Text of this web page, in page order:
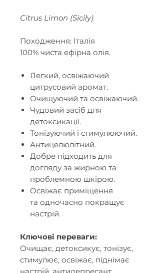
Citrus Limon (Sicily)
Походження: Італія
100% чиста ефірна олія.
Легкий, освіжаючий
цитрусовий аромат.
Очищуючий та освіжаючий.
Чудовий засіб для
детоксикації.
Тонізуючий і стимулюючий.
Антицелюлітний.
Добре підходить для
догляду за жирною та
проблемною шкірою.
Освіжає приміщення
та одночасно покращує
настрій.
Ключові переваги:
Очищає, детоксикує, тонізує,
стимулює, освіжає, піднімає